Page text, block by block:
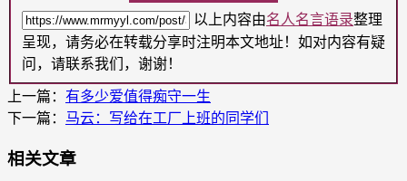
以上内容由名人名言语录整理
呈现，请务必在转载分享时注明本文地址！如对内容有疑
问，请联系我们，谢谢！
上一篇： 有多少爱值得痴守一生
下一篇： 马云：写给在工厂上班的同学们
相关文章